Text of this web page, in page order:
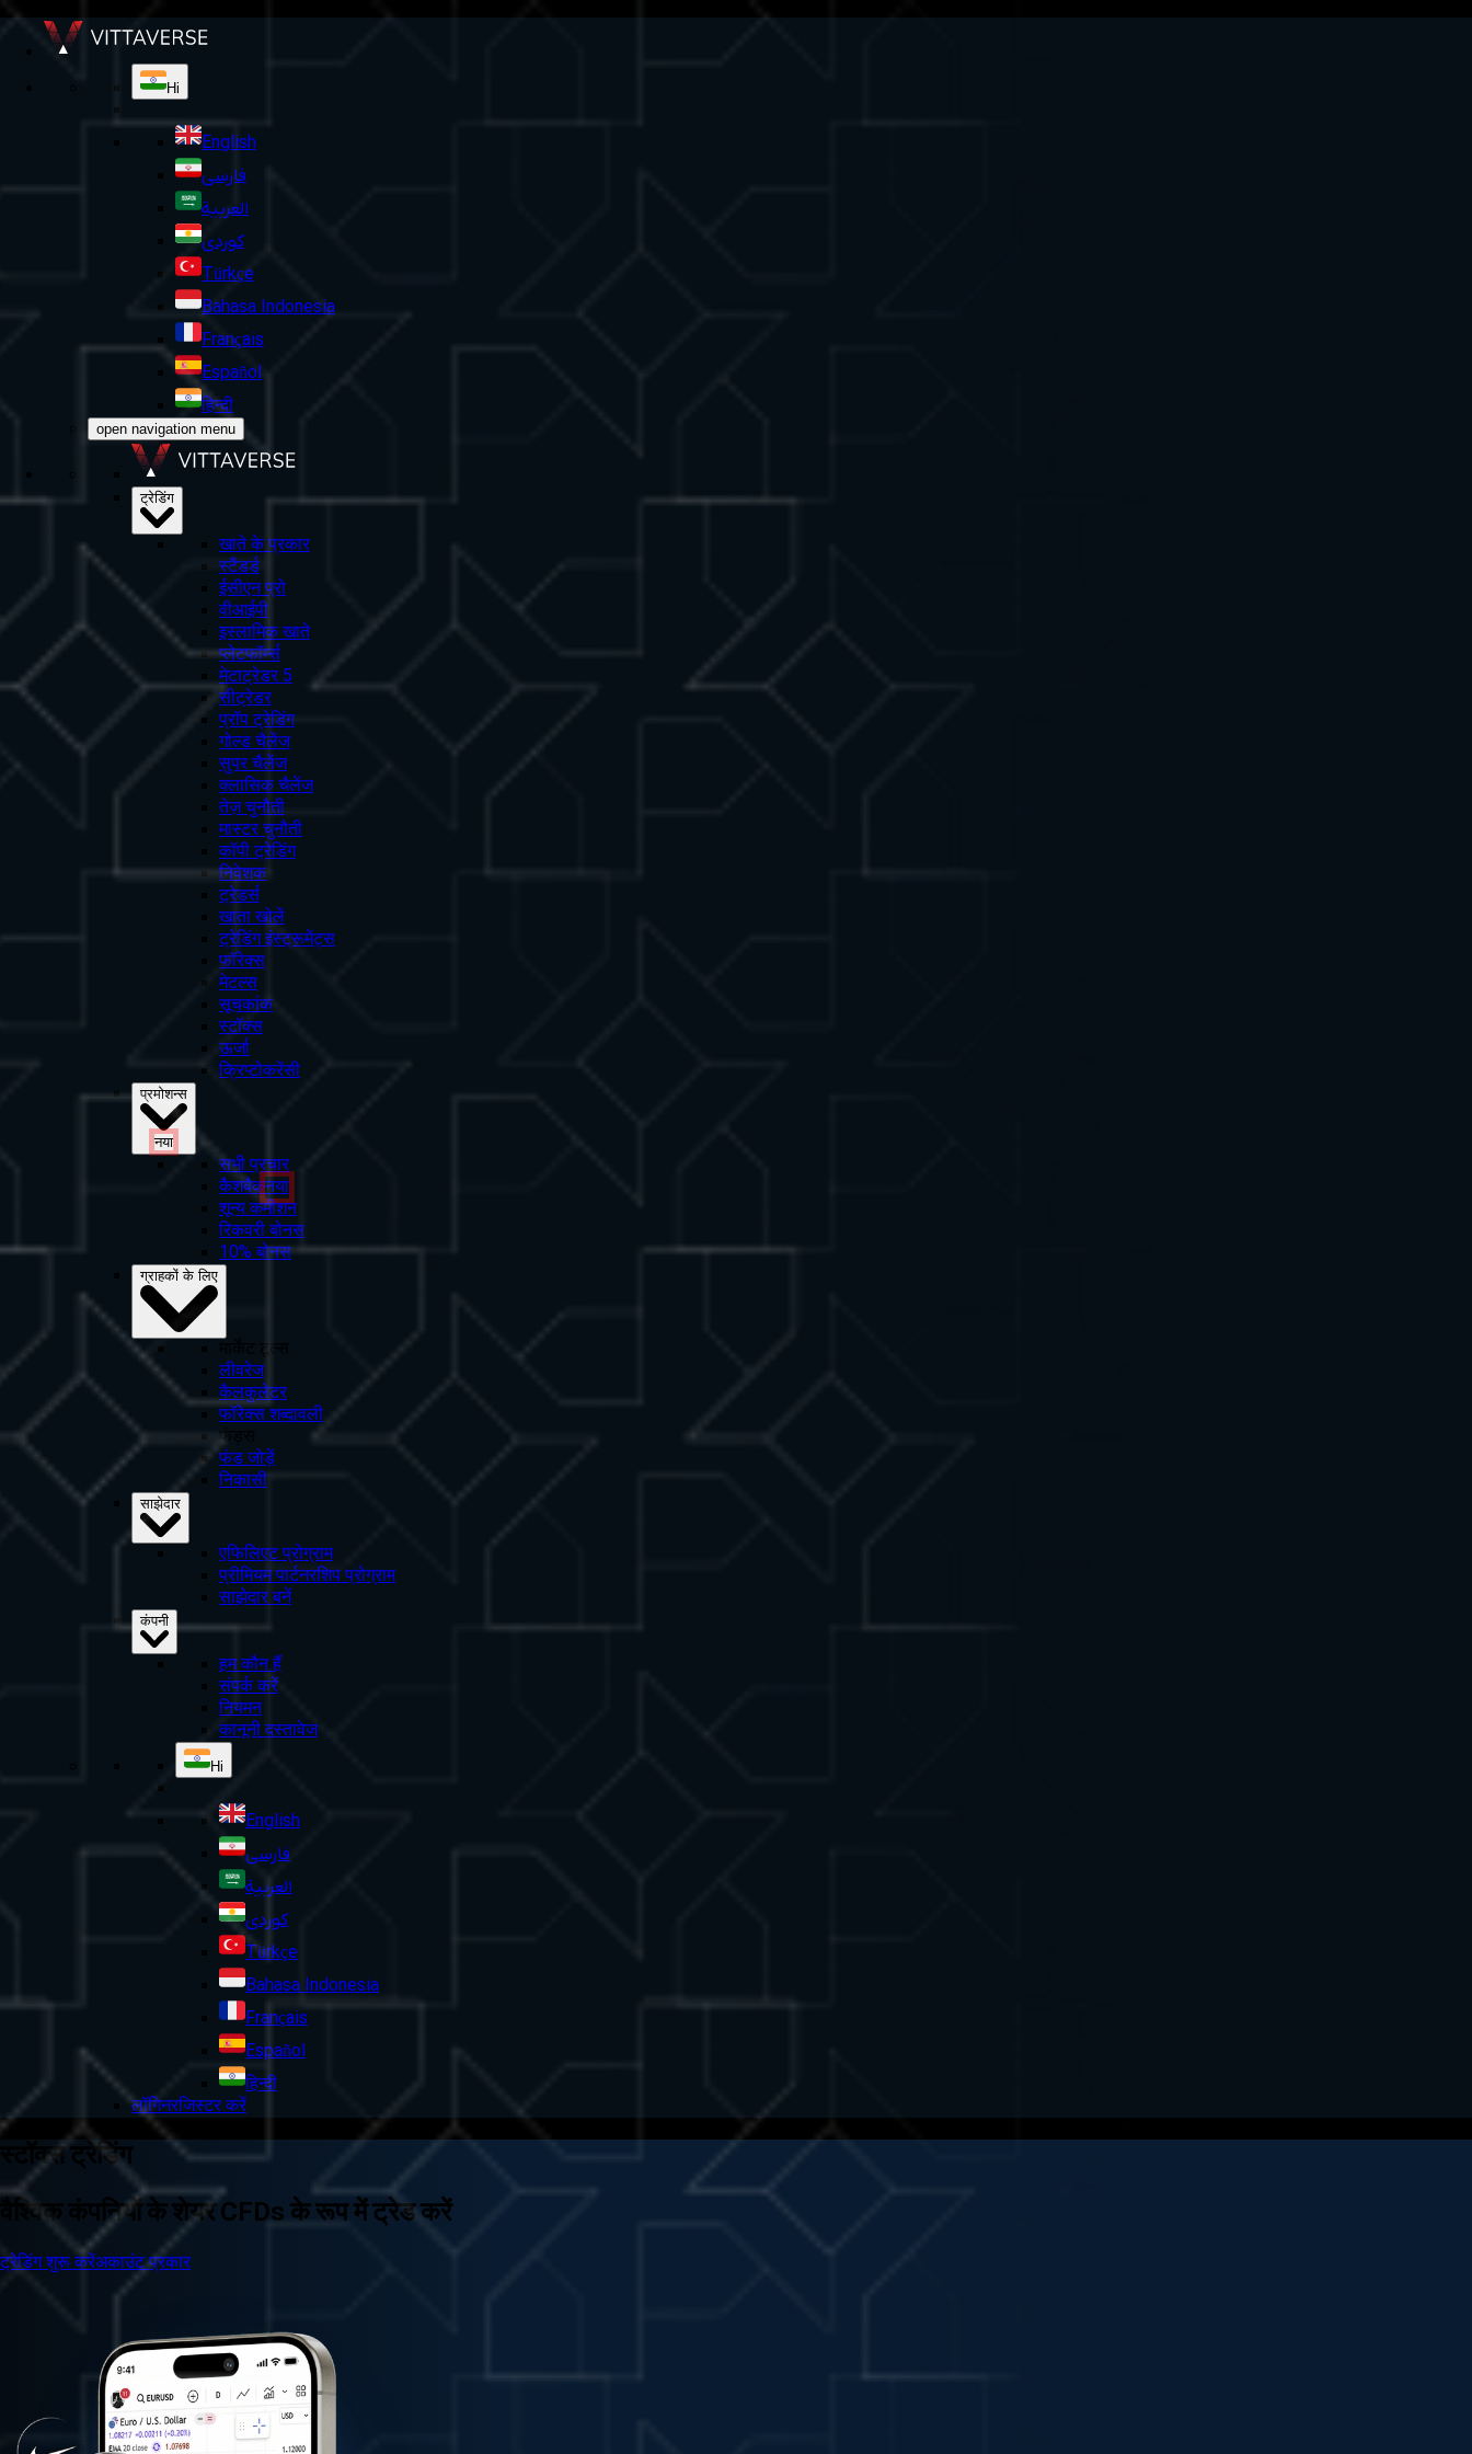
Hi
English
فارسی
العربية
کوردی
Türkçe
Bahasa Indonesia
Français
Español
हिन्दी
open navigation menu
ट्रेडिंग
खाते के प्रकार
स्टैंडर्ड
ईसीएन प्रो
वीआईपी
इस्लामिक खाते
प्लेटफॉर्म्स
मेटाट्रेडर 5
सीट्रेडर
प्रॉप ट्रेडिंग
गोल्ड चैलेंज
सुपर चैलेंज
क्लासिक चैलेंज
तेज़ चुनौती
मास्टर चुनौती
कॉपी ट्रेडिंग
निवेशक
ट्रेडर्स
खाता खोलें
ट्रेडिंग इंस्ट्रूमेंट्स
फॉरेक्स
मेटल्स
सूचकांक
स्टॉक्स
ऊर्जा
क्रिप्टोकरेंसी
प्रमोशन्स
नया
सभी प्रचार
कैशबैकनया
शून्य कमीशन
रिकवरी बोनस
10% बोनस
ग्राहकों के लिए
लीवरेज
कैलकुलेटर
फॉरेक्स शब्दावली
फंड्स
फंड जोड़ें
निकासी
साझेदार
एफिलिएट प्रोग्राम
प्रीमियम पार्टनरशिप प्रोग्राम
साझेदार बनें
कंपनी
हम कौन हैं
संपर्क करें
नियमन
कानूनी दस्तावेज
Hi
English
فارسی
العربية
کوردی
Türkçe
Bahasa Indonesia
Français
Español
हिन्दी
लॉगिनरजिस्टर करें
स्टॉक्स ट्रेडिंग
वैश्विक कंपनियों के शेयर CFDs के रूप में ट्रेड करें
ट्रेडिंग शुरू करेंअकाउंट प्रकार